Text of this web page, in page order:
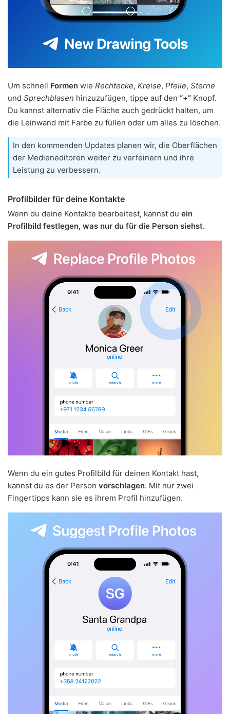
Um schnell Formen wie Rechtecke, Kreise, Pfeile, Sterne
und Sprechblasen hinzuzufügen, tippe auf den “+” Knopf.
Du kannst alternativ die Fläche auch gedrückt halten, um
die Leinwand mit Farbe zu füllen oder um alles zu löschen.
In den kommenden Updates planen wir, die Oberflächen
der Medieneditoren weiter zu verfeinern und ihre
Leistung zu verbessern.
Profilbilder für deine Kontakte
Wenn du deine Kontakte bearbeitest, kannst du ein
Profilbild festlegen, was nur du für die Person siehst.
Wenn du ein gutes Profilbild für deinen Kontakt hast,
kannst du es der Person vorschlagen. Mit nur zwei
Fingertipps kann sie es ihrem Profil hinzufügen.